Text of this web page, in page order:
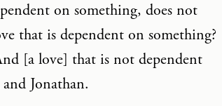
on something, does not
that is dependent on something?
[a love] that is not dependent
Jonathan.